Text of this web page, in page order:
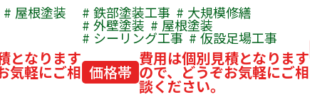
屋根塗装
となります
気軽にご相
鉄部塗装工事 大規模修繕
外壁塗装 屋根塗装
シーリング工事 仮設足場工事
価格帯
費用は個別見積となります
ので、どうぞお気軽にご相
談ください。